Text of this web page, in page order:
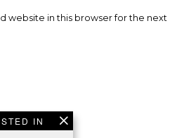
website in this browser for the next
IN